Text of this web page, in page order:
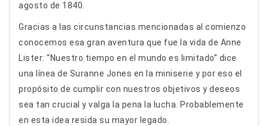
agosto de 1840.
Gracias a las circunstancias mencionadas al comienzo
conocemos esa gran aventura que fue la vida de Anne
Lister: “Nuestro tiempo en el mundo es limitado” dice
una línea de Suranne Jones en la miniserie y por eso el
propósito de cumplir con nuestros objetivos y deseos
sea tan crucial y valga la pena la lucha. Probablemente
en esta idea resida su mayor legado.